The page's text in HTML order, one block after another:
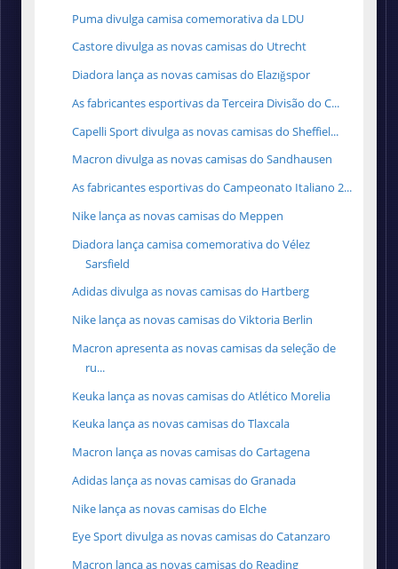
Puma divulga camisa comemorativa da LDU
Castore divulga as novas camisas do Utrecht
Diadora lança as novas camisas do Elazığspor
As fabricantes esportivas da Terceira Divisão do C...
Capelli Sport divulga as novas camisas do Sheffiel...
Macron divulga as novas camisas do Sandhausen
As fabricantes esportivas do Campeonato Italiano 2...
Nike lança as novas camisas do Meppen
Diadora lança camisa comemorativa do Vélez
Sarsfield
Adidas divulga as novas camisas do Hartberg
Nike lança as novas camisas do Viktoria Berlin
Macron apresenta as novas camisas da seleção de
ru...
Keuka lança as novas camisas do Atlético Morelia
Keuka lança as novas camisas do Tlaxcala
Macron lança as novas camisas do Cartagena
Adidas lança as novas camisas do Granada
Nike lança as novas camisas do Elche
Eye Sport divulga as novas camisas do Catanzaro
Macron lança as novas camisas do Reading